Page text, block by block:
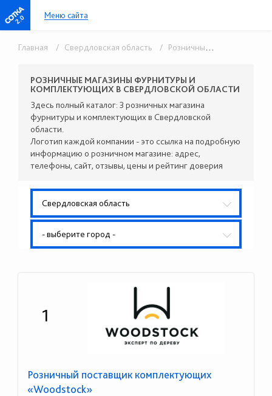
2.0 Меню сайта
Главная / Свердловская область / Розничные поставщики комплектующих
РОЗНИЧНЫЕ МАГАЗИНЫ ФУРНИТУРЫ И
КОМПЛЕКТУЮЩИХ В СВЕРДЛОВСКОЙ ОБЛАСТИ
Здесь полный каталог: 3 розничных магазина
фурнитуры и комплектующих в Свердловской
области.
Логотип каждой компании - это ссылка на подробную
информацию о розничном магазине: адрес,
телефоны, сайт, отзывы, цены и рейтинг доверия
Свердловская область
- выберите город -
1
Розничный поставщик комплектующих
«Woodstock»